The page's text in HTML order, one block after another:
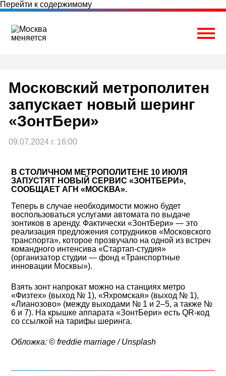
Перейти к содержимому
Московский метрополитен
запускает новый шеринг
«ЗонтБери»
09.07.2024 г. 16:00
В СТОЛИЧНОМ МЕТРОПОЛИТЕНЕ 10 ИЮЛЯ
ЗАПУСТЯТ НОВЫЙ СЕРВИС «ЗОНТБЕРИ»,
СООБЩАЕТ АГН «МОСКВА».
Теперь в случае необходимости можно будет
воспользоваться услугами автомата по выдаче
зонтиков в аренду. Фактически «ЗонтБери» — это
реализация предложения сотрудников «Московского
транспорта», которое прозвучало на одной из встреч
командного интенсива «Стартап-студия»
(организатор студии — фонд «Транспортные
инновации Москвы»).
Взять зонт напрокат можно на станциях метро
«Физтех» (выход № 1), «Яхромская» (выход № 1),
«Лианозово» (между выходами № 1 и 2–5, а также №
6 и 7). На крышке аппарата «ЗонтБери» есть QR-код
со ссылкой на тарифы шеринга.
Обложка: © freddie marriage / Unsplash